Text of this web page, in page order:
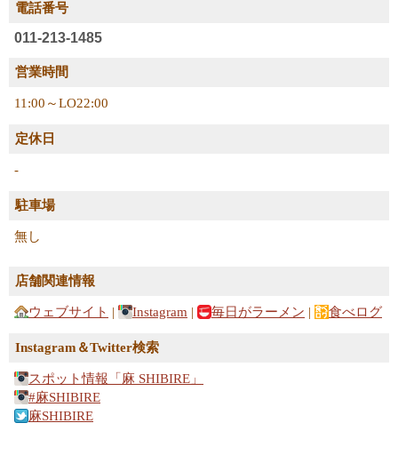
電話番号
011-213-1485
営業時間
11:00～LO22:00
定休日
-
駐車場
無し
店舗関連情報
ウェブサイト | Instagram | 毎日がラーメン | 食べログ
Instagram＆Twitter検索
スポット情報「麻 SHIBIRE」
#麻SHIBIRE
麻SHIBIRE